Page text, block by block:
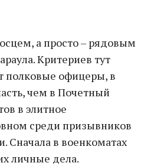
а просто – рядовым
Критериев тут
полковые офицеры, в
чем в Почетный
в элитное
среди призывников
Сначала в военкоматах
личные дела.